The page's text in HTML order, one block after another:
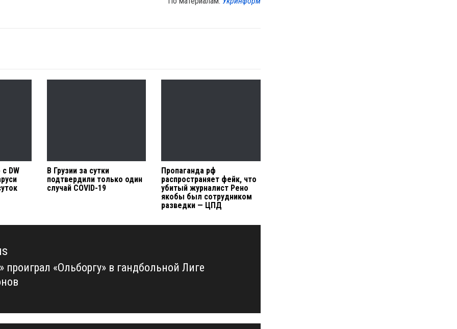
DW
В Грузии за сутки
подтвердили только один
случай COVID-19
Пропаганда рф
распространяет фейк, что
убитый журналист Рено
якобы был сотрудником
разведки — ЦПД
проиграл «Ольборгу» в гандбольной Лиге